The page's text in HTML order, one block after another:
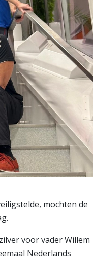
mochten de
voor vader Willem
Nederlands